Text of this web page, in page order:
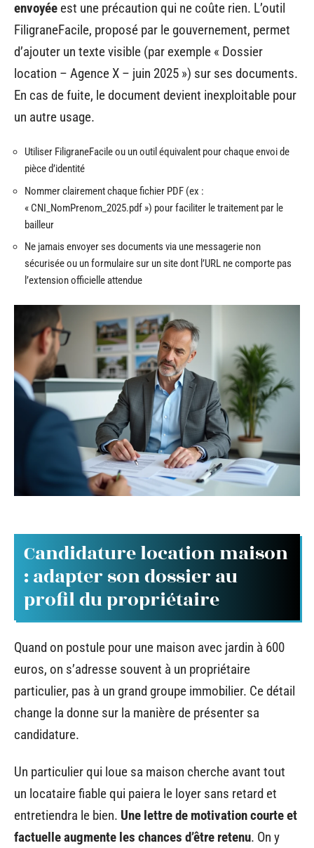
envoyée est une précaution qui ne coûte rien. L’outil
FiligraneFacile, proposé par le gouvernement, permet
d’ajouter un texte visible (par exemple « Dossier
location – Agence X – juin 2025 ») sur ses documents.
En cas de fuite, le document devient inexploitable pour
un autre usage.
Utiliser FiligraneFacile ou un outil équivalent pour chaque envoi de
pièce d’identité
Nommer clairement chaque fichier PDF (ex :
« CNI_NomPrenom_2025.pdf ») pour faciliter le traitement par le
bailleur
Ne jamais envoyer ses documents via une messagerie non
sécurisée ou un formulaire sur un site dont l’URL ne comporte pas
l’extension officielle attendue
Candidature location maison
: adapter son dossier au
profil du propriétaire
Quand on postule pour une maison avec jardin à 600
euros, on s’adresse souvent à un propriétaire
particulier, pas à un grand groupe immobilier. Ce détail
change la donne sur la manière de présenter sa
candidature.
Un particulier qui loue sa maison cherche avant tout
un locataire fiable qui paiera le loyer sans retard et
entretiendra le bien. Une lettre de motivation courte et
factuelle augmente les chances d’être retenu. On y